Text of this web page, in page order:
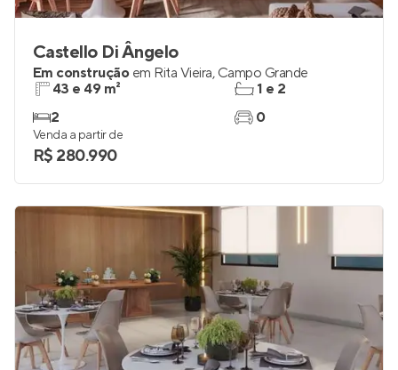
Castello Di Ângelo
Em construção em Rita Vieira, Campo Grande
43 e 49 m²
2
1 e 2
0
Venda a partir de
R$ 280.990